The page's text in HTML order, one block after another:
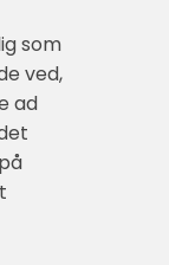
som
ved,
ad